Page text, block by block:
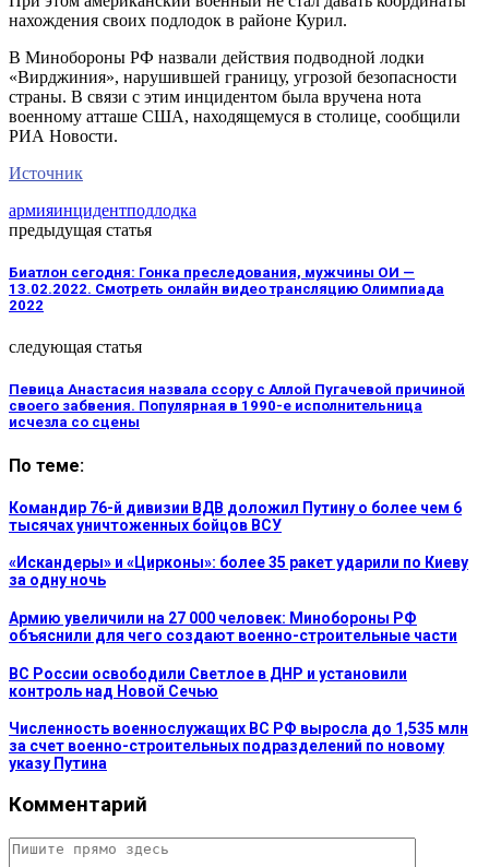
нахождения своих подлодок в районе Курил.
В Минобороны РФ назвали действия подводной лодки
«Вирджиния», нарушившей границу, угрозой безопасности
страны. В связи с этим инцидентом была вручена нота
военному атташе США, находящемуся в столице, сообщили
РИА Новости.
Источник
армияинцидентподлодка
предыдущая статья
Биатлон сегодня: Гонка преследования, мужчины ОИ —
13.02.2022. Смотреть онлайн видео трансляцию Олимпиада
2022
следующая статья
Певица Анастасия назвала ссору с Аллой Пугачевой причиной
своего забвения. Популярная в 1990-е исполнительница
исчезла со сцены
По теме:
Командир 76-й дивизии ВДВ доложил Путину о более чем 6
тысячах уничтоженных бойцов ВСУ
«Искандеры» и «Цирконы»: более 35 ракет ударили по Киеву
за одну ночь
Армию увеличили на 27 000 человек: Минобороны РФ
объяснили для чего создают военно-строительные части
ВС России освободили Светлое в ДНР и установили
контроль над Новой Сечью
Численность военнослужащих ВС РФ выросла до 1,535 млн
за счет военно-строительных подразделений по новому
указу Путина
Комментарий